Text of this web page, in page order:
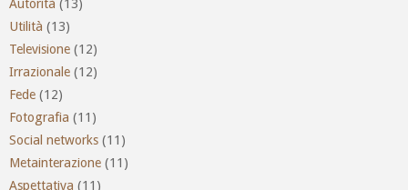
Autorità (13)
Utilità (13)
Televisione (12)
Irrazionale (12)
Fede (12)
Fotografia (11)
Social networks (11)
Metainterazione (11)
Aspettativa (11)